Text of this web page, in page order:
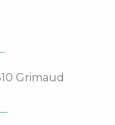
Grimaud